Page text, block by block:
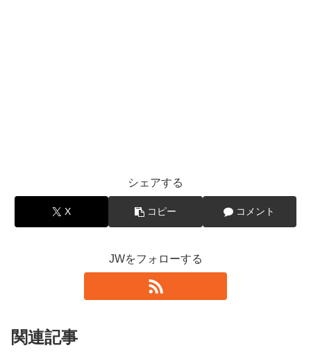
シェアする
X コピー コメント
JWをフォローする
関連記事